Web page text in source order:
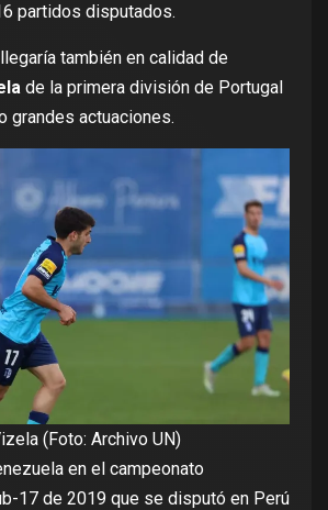
partidos disputados.
también en calidad de
de la primera división de Portugal
grandes actuaciones.
(Foto: Archivo UN)
en el campeonato
17 de 2019 que se disputó en Perú